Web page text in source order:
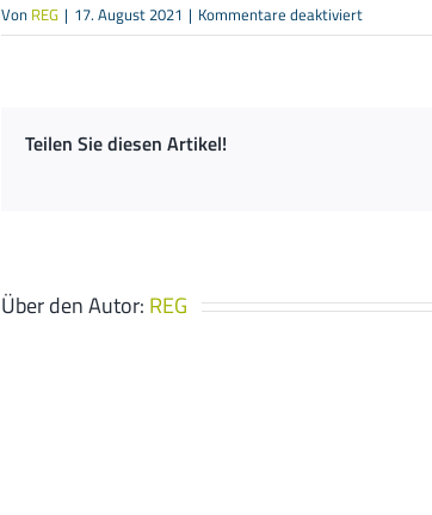
Von REG | 17. August 2021 | Kommentare deaktiviertfür
Elektro
Teilen Sie diesen Artikel!
Über den Autor: REG